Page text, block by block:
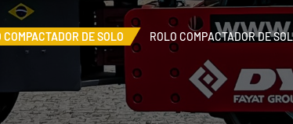
COMPACTADOR DE SOLO ROLO COMPACTADOR DE